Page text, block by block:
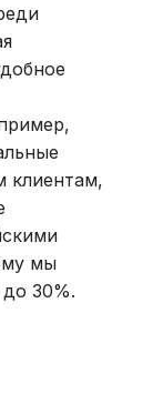
клиентам,
мы
30%.